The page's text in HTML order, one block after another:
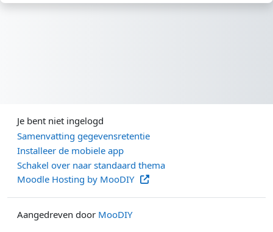
Je bent niet ingelogd
Samenvatting gegevensretentie
Installeer de mobiele app
Schakel over naar standaard thema
Moodle Hosting by MooDIY
Aangedreven door MooDIY